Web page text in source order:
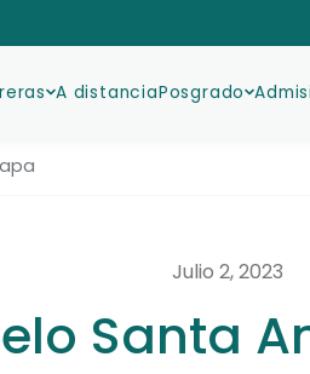
A distanciaPosgrado
Julio 2, 2023
Santa